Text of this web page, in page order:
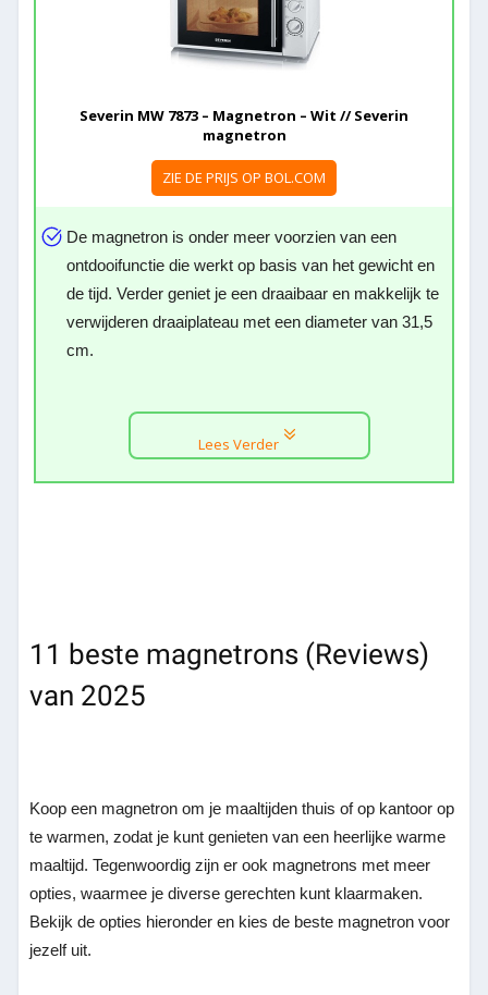
Severin MW 7873 – Magnetron – Wit // Severin
magnetron
ZIE DE PRIJS OP BOL.COM
De magnetron is onder meer voorzien van een
ontdooifunctie die werkt op basis van het gewicht en
de tijd. Verder geniet je een draaibaar en makkelijk te
verwijderen draaiplateau met een diameter van 31,5
cm.
Lees Verder
11 beste magnetrons (Reviews)
van 2025
Koop een magnetron om je maaltijden thuis of op kantoor op
te warmen, zodat je kunt genieten van een heerlijke warme
maaltijd. Tegenwoordig zijn er ook magnetrons met meer
opties, waarmee je diverse gerechten kunt klaarmaken.
Bekijk de opties hieronder en kies de beste magnetron voor
jezelf uit.